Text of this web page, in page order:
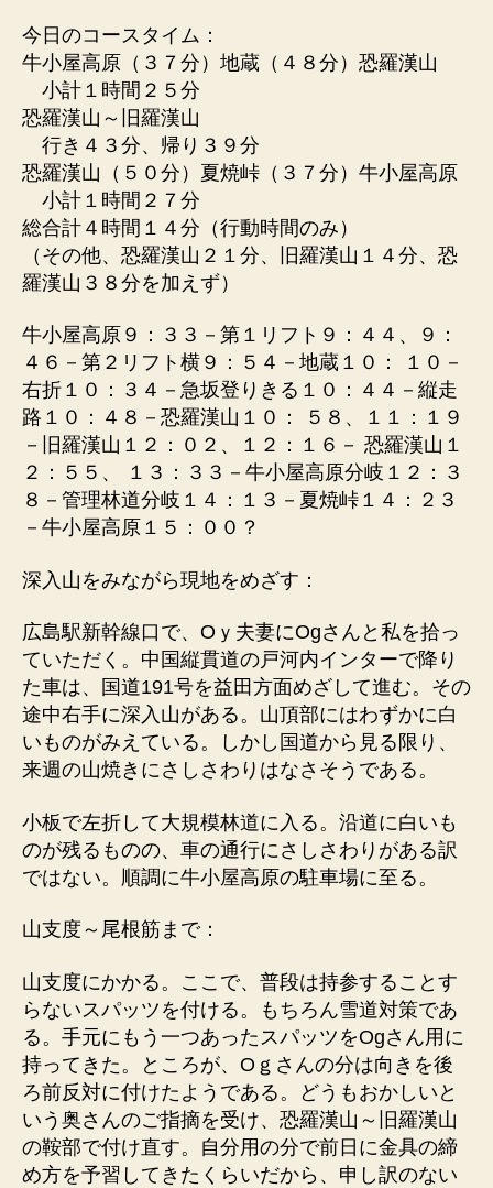
今日のコースタイム：
牛小屋高原（３７分）地蔵（４８分）恐羅漢山
小計１時間２５分
恐羅漢山～旧羅漢山
行き４３分、帰り３９分
恐羅漢山（５０分）夏焼峠（３７分）牛小屋高原
小計１時間２７分
総合計４時間１４分（行動時間のみ）
（その他、恐羅漢山２１分、旧羅漢山１４分、恐
羅漢山３８分を加えず）
牛小屋高原９：３３－第１リフト９：４４、９：
４６－第２リフト横９：５４－地蔵１０： １０－
右折１０：３４－急坂登りきる１０：４４－縦走
路１０：４８－恐羅漢山１０： ５８、１１：１９
－旧羅漢山１２：０２、１２：１６－ 恐羅漢山１
２：５５、 １３：３３－牛小屋高原分岐１２：３
８－管理林道分岐１４：１３－夏焼峠１４：２３
－牛小屋高原１５：００？
深入山をみながら現地をめざす：
広島駅新幹線口で、Oｙ夫妻にOgさんと私を拾っ
ていただく。中国縦貫道の戸河内インターで降り
た車は、国道191号を益田方面めざして進む。その
途中右手に深入山がある。山頂部にはわずかに白
いものがみえている。しかし国道から見る限り、
来週の山焼きにさしさわりはなさそうである。
小板で左折して大規模林道に入る。沿道に白いも
のが残るものの、車の通行にさしさわりがある訳
ではない。順調に牛小屋高原の駐車場に至る。
山支度～尾根筋まで：
山支度にかかる。ここで、普段は持参することす
らないスパッツを付ける。もちろん雪道対策であ
る。手元にもう一つあったスパッツをOgさん用に
持ってきた。ところが、Oｇさんの分は向きを後
ろ前反対に付けたようである。どうもおかしいと
いう奥さんのご指摘を受け、恐羅漢山～旧羅漢山
の鞍部で付け直す。自分用の分で前日に金具の締
め方を予習してきたくらいだから、申し訳のない